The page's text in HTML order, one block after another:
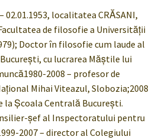
localitatea CRĂSANI,
de filosofie a Universităţii
Doctor în filosofie cum laude al
cu lucrarea Măştile lui
2008 – profesor de
Mihai Viteazul, Slobozia;2008
Şcoala Centrală Bucureşti.
şef al Inspectoratului pentru
2007 – director al Colegiului